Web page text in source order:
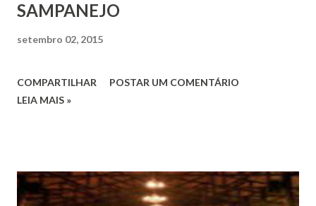
SAMPANEJO
setembro 02, 2015
COMPARTILHAR
POSTAR UM COMENTÁRIO
LEIA MAIS »